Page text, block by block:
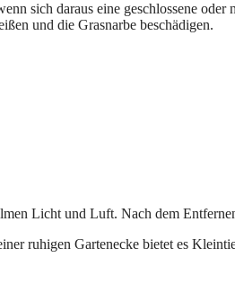
sich daraus eine geschlossene
und die Grasnarbe beschädigen.
Licht und Luft. Nach dem
ruhigen Gartenecke bietet es